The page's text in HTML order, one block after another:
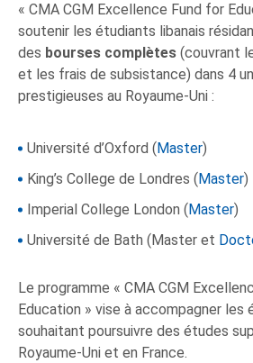
« CMA CGM Excellence Fund for
soutenir les étudiants libanais
des bourses complètes (couvrant
et les frais de subsistance) dans 4
prestigieuses au Royaume-Uni :
Université d’Oxford ( Master)
King’s College de Londres ( Master)
Imperial College London ( Master)
Université de Bath (Master et
Le programme « CMA CGM
Education » vise à accompagner les
souhaitant poursuivre des études
Royaume-Uni et en France.